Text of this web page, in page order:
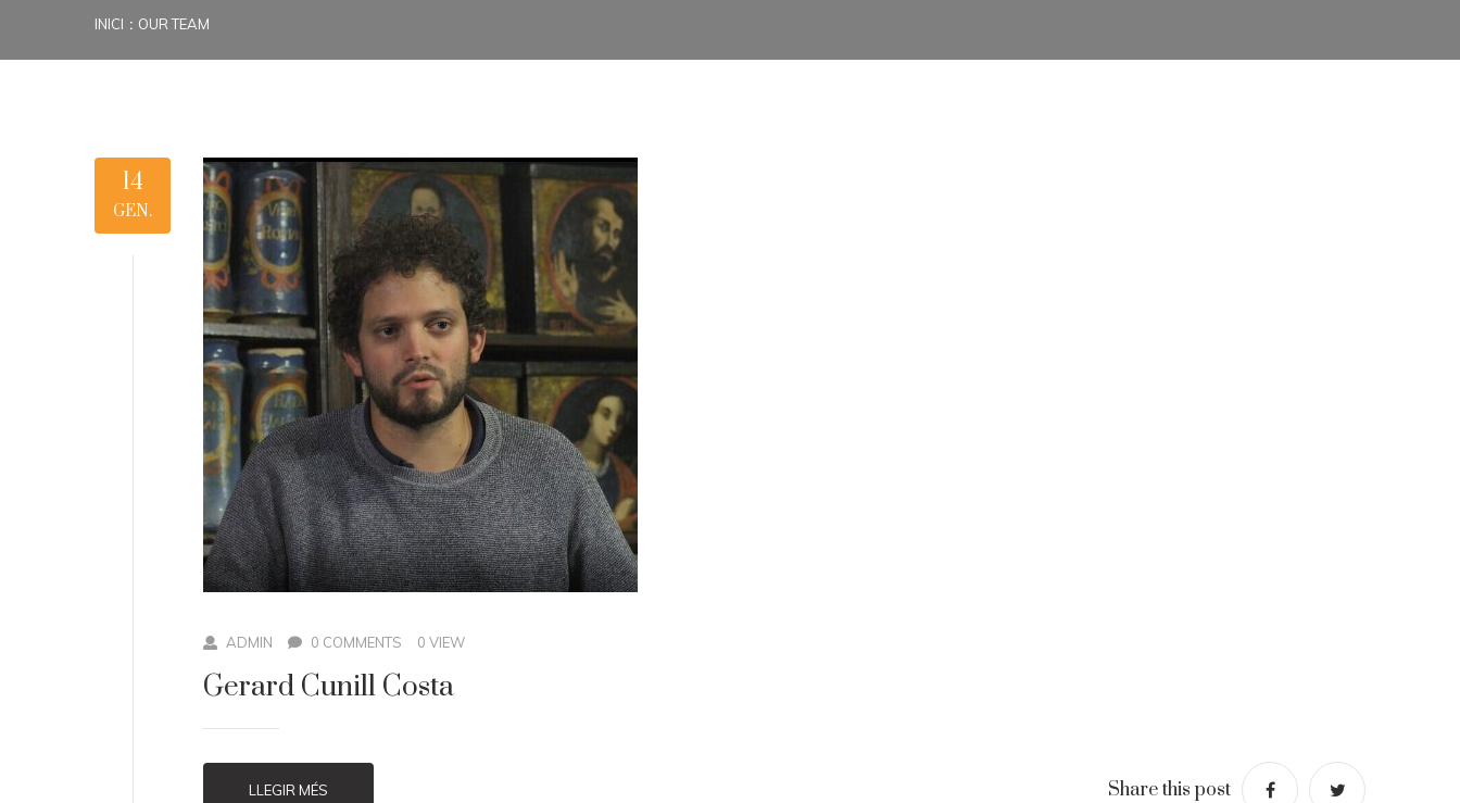
INICI OUR TEAM
14
GEN.
ADMIN 0 COMMENTS 0 VIEW
Gerard Cunill Costa
LLEGIR MÉS Share this post